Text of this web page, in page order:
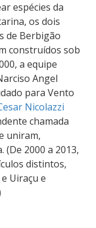
espécies da
os dois
de Berbigão
construídos sob
a equipe
Angel
para Vento
Nicolazzi
chamada
uniram,
(De 2000 a 2013,
distintos,
Uiraçu e